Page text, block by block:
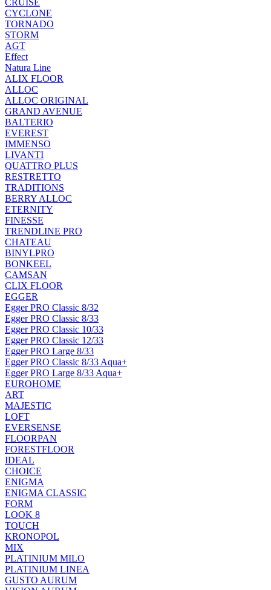
CRUISE
CYCLONE
TORNADO
STORM
AGT
Effect
Natura Line
ALIX FLOOR
ALLOC
ALLOC ORIGINAL
GRAND AVENUE
BALTERIO
EVEREST
IMMENSO
LIVANTI
QUATTRO PLUS
RESTRETTO
TRADITIONS
BERRY ALLOC
ETERNITY
FINESSE
TRENDLINE PRO
CHATEAU
BINYLPRO
BONKEEL
CAMSAN
CLIX FLOOR
EGGER
Egger PRO Classic 8/32
Egger PRO Classic 8/33
Egger PRO Classic 10/33
Egger PRO Classic 12/33
Egger PRO Large 8/33
Egger PRO Classic 8/33 Aqua+
Egger PRO Large 8/33 Aqua+
EUROHOME
ART
MAJESTIC
LOFT
EVERSENSE
FLOORPAN
FORESTFLOOR
IDEAL
CHOICE
ENIGMA
ENIGMA CLASSIC
FORM
LOOK 8
TOUCH
KRONOPOL
MIX
PLATINIUM MILO
PLATINIUM LINEA
GUSTO AURUM